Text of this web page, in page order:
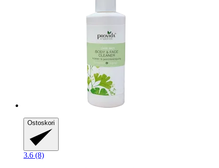
Ostoskori
3.6 (8)